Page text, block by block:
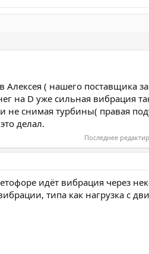
( нашего поставщика
на D уже сильная вибрация
не снимая турбины( правая
делал.
Последнее
идёт вибрация через
типа как нагрузка с